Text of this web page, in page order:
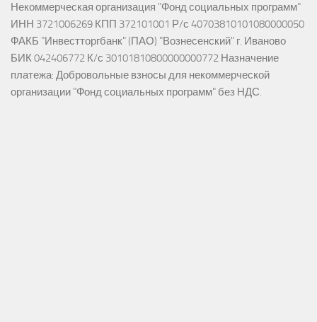
Некоммерческая организация "Фонд социальных программ"
ИНН 3721006269 КПП 372101001 Р/с 40703810101080000050
ФАКБ "Инвестторгбанк" (ПАО) "Вознесенский" г. Иваново
БИК 042406772 К/с 30101810800000000772 Назначение
платежа: Добровольные взносы для некоммерческой
организации "Фонд социальных программ" без НДС.